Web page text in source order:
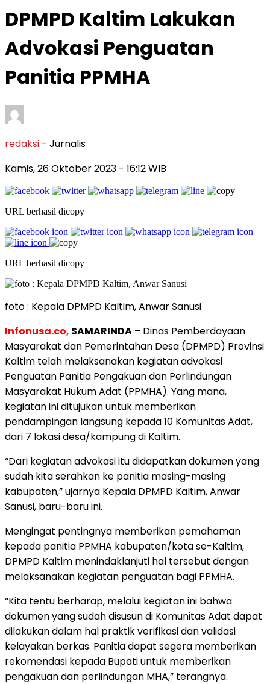
DPMPD Kaltim Lakukan
Advokasi Penguatan
Panitia PPMHA
redaksi - Jurnalis
Kamis, 26 Oktober 2023 - 16:12 WIB
URL berhasil dicopy
URL berhasil dicopy
foto : Kepala DPMPD Kaltim, Anwar Sanusi
Infonusa.co, SAMARINDA – Dinas Pemberdayaan
Masyarakat dan Pemerintahan Desa (DPMPD) Provinsi
Kaltim telah melaksanakan kegiatan advokasi
Penguatan Panitia Pengakuan dan Perlindungan
Masyarakat Hukum Adat (PPMHA). Yang mana,
kegiatan ini ditujukan untuk memberikan
pendampingan langsung kepada 10 Komunitas Adat,
dari 7 lokasi desa/kampung di Kaltim.
“Dari kegiatan advokasi itu didapatkan dokumen yang
sudah kita serahkan ke panitia masing-masing
kabupaten,” ujarnya Kepala DPMPD Kaltim, Anwar
Sanusi, baru-baru ini.
Mengingat pentingnya memberikan pemahaman
kepada panitia PPMHA kabupaten/kota se-Kaltim,
DPMPD Kaltim menindaklanjuti hal tersebut dengan
melaksanakan kegiatan penguatan bagi PPMHA.
“Kita tentu berharap, melalui kegiatan ini bahwa
dokumen yang sudah disusun di Komunitas Adat dapat
dilakukan dalam hal praktik verifikasi dan validasi
kelayakan berkas. Panitia dapat segera memberikan
rekomendasi kepada Bupati untuk memberikan
pengakuan dan perlindungan MHA,” terangnya.